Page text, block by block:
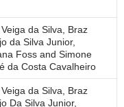
da Silva, Braz
da Silva Junior,
Foss and Simone
da Costa Cavalheiro
da Silva, Braz
Da Silva Junior,